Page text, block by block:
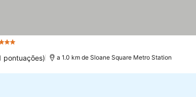
pontuações) a 1.0 km de Sloane Square Metro Station